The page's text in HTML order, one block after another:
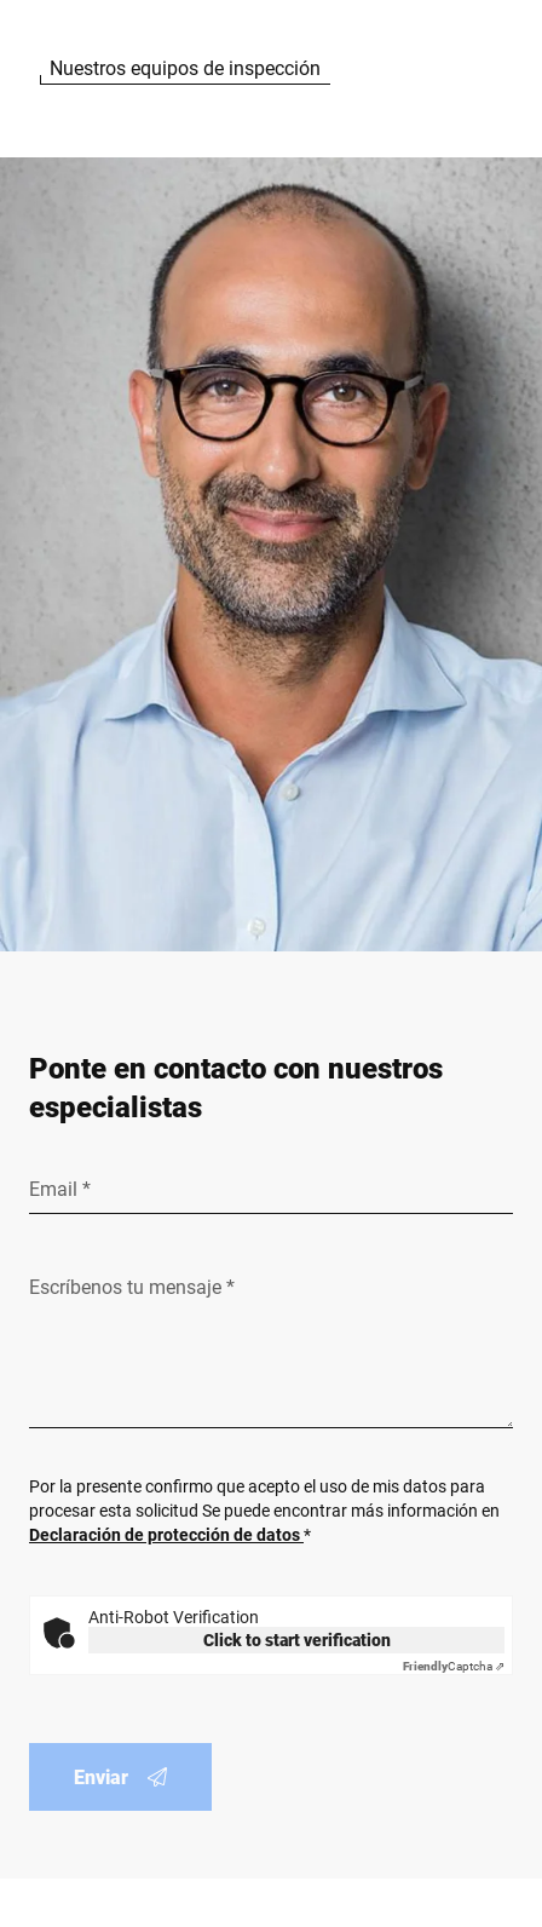
Nuestros equipos de inspección
Ponte en contacto con nuestros
especialistas
Email *
Escríbenos tu mensaje *
Por la presente confirmo que acepto el uso de mis datos para
procesar esta solicitud Se puede encontrar más información en
Declaración de protección de datos*
Anti-Robot Verification
Click to start verification
FriendlyCaptcha ⇗
Enviar